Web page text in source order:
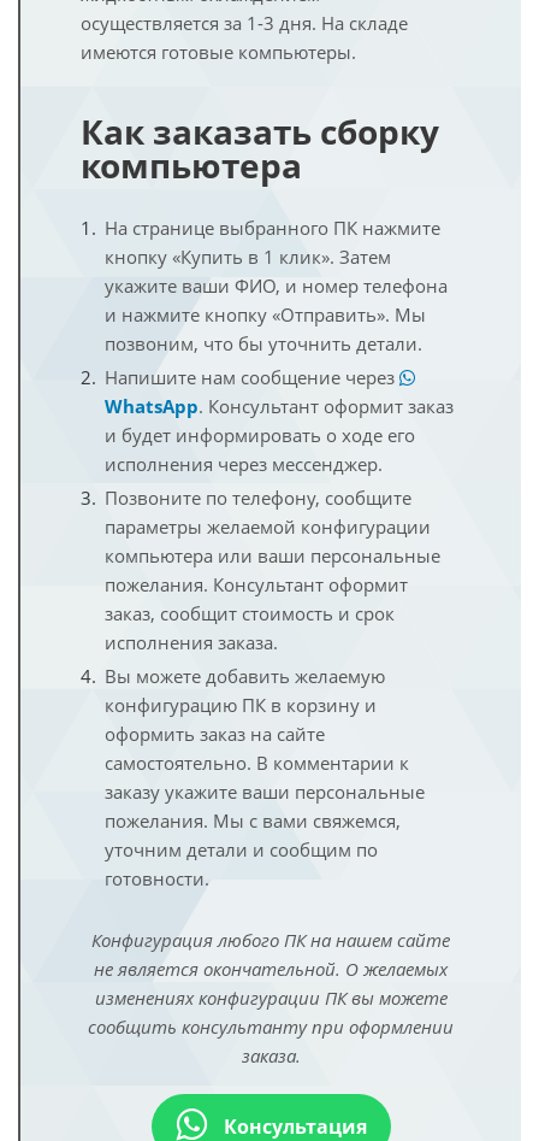
осуществляется за 1-3 дня. На складе
имеются готовые компьютеры.
Как заказать сборку
компьютера
На странице выбранного ПК нажмите
кнопку «Купить в 1 клик». Затем
укажите ваши ФИО, и номер телефона
и нажмите кнопку «Отправить». Мы
позвоним, что бы уточнить детали.
Напишите нам сообщение через
WhatsApp. Консультант оформит заказ
и будет информировать о ходе его
исполнения через мессенджер.
Позвоните по телефону, сообщите
параметры желаемой конфигурации
компьютера или ваши персональные
пожелания. Консультант оформит
заказ, сообщит стоимость и срок
исполнения заказа.
Вы можете добавить желаемую
конфигурацию ПК в корзину и
оформить заказ на сайте
самостоятельно. В комментарии к
заказу укажите ваши персональные
пожелания. Мы с вами свяжемся,
уточним детали и сообщим по
готовности.
Конфигурация любого ПК на нашем сайте
не является окончательной. О желаемых
изменениях конфигурации ПК вы можете
сообщить консультанту при оформлении
заказа.
Консультация